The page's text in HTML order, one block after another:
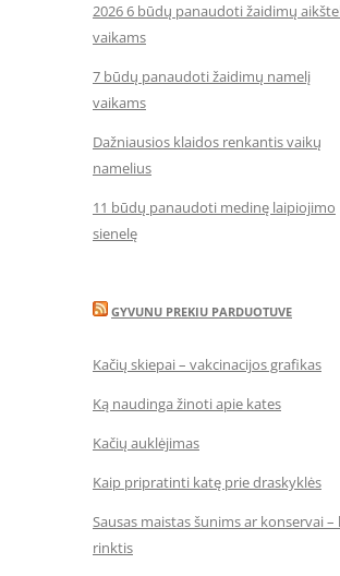
2026 6 būdų panaudoti žaidimų
vaikams
7 būdų panaudoti žaidimų namelį
vaikams
Dažniausios klaidos renkantis vaikų
namelius
11 būdų panaudoti medinę laipiojimo
sienelę
GYVUNU PREKIU PARDUOTUVE
Kačių skiepai – vakcinacijos grafikas
Ką naudinga žinoti apie kates
Kačių auklėjimas
Kaip pripratinti katę prie draskyklės
Sausas maistas šunims ar konservai –
rinktis